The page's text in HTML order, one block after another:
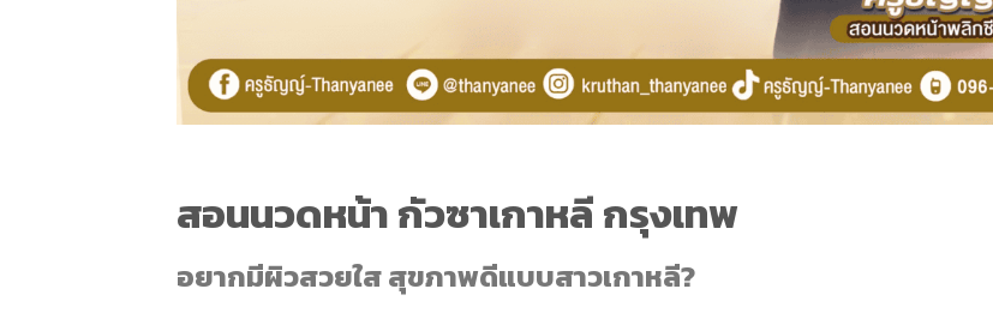
สอนนวดหน้า กัวซาเกาหลี กรุงเทพ
อยากมีผิวสวยใส สุขภาพดีแบบสาวเกาหลี?